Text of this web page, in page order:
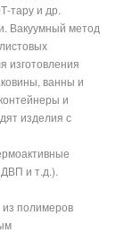
тару и др.
Вакуумный метод
изготовления
ванны и
и
изделия с
и т.д.).
из полимеров